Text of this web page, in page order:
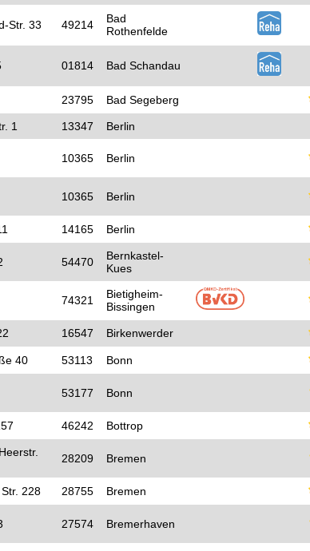
Str. 33 49214
Bad
Rothenfelde
01814 Bad Schandau
23795 Bad Segeberg
1 13347
Berlin
10365 Berlin
10365 Berlin
14165 Berlin
54470
Bernkastel-
Kues
74321
Bietigheim-
Bissingen
16547 Birkenwerder
40 53113 Bonn
53177 Bonn
46242 Bottrop
28209 Bremen
228 28755 Bremen
27574 Bremerhaven